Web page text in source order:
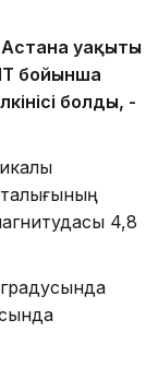
уақыты
бойынша
болды, -
4,8
градусында